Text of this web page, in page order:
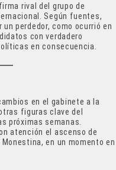
rival del grupo de
Según fuentes,
perdedor, como ocurrió en
con verdadero
en consecuencia.
en el gabinete a la
figuras clave del
próximas semanas.
atención el ascenso de
en un momento en